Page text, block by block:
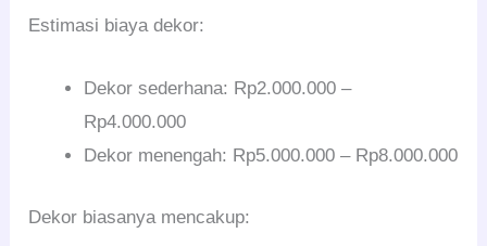
Estimasi biaya dekor:
Dekor sederhana: Rp2.000.000 –
Rp4.000.000
Dekor menengah: Rp5.000.000 – Rp8.000.000
Dekor biasanya mencakup: